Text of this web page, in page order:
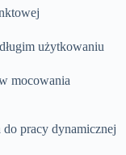
użytkowaniu
mocowania
pracy dynamicznej